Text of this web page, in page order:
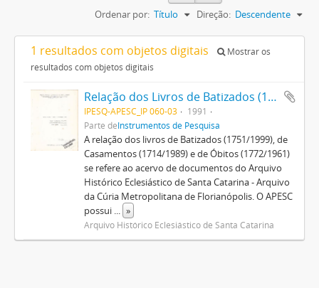
Ordenar por: Título Direção: Descendente
1 resultados com objetos digitais
Mostrar os
resultados com objetos digitais
Relação dos Livros de Batizados (1751/1999), Casamentos (1714/1989) e Óbitos (1772/1961) do Arquivo Histórico Eclesiástico de Santa Catarina
IPESQ-APESC_IP 060-03
1991
Parte deInstrumentos de Pesquisa
A relação dos livros de Batizados (1751/1999), de
Casamentos (1714/1989) e de Óbitos (1772/1961)
se refere ao acervo de documentos do Arquivo
Histórico Eclesiástico de Santa Catarina - Arquivo
da Cúria Metropolitana de Florianópolis. O APESC
possui ... »
Arquivo Histórico Eclesiástico de Santa Catarina